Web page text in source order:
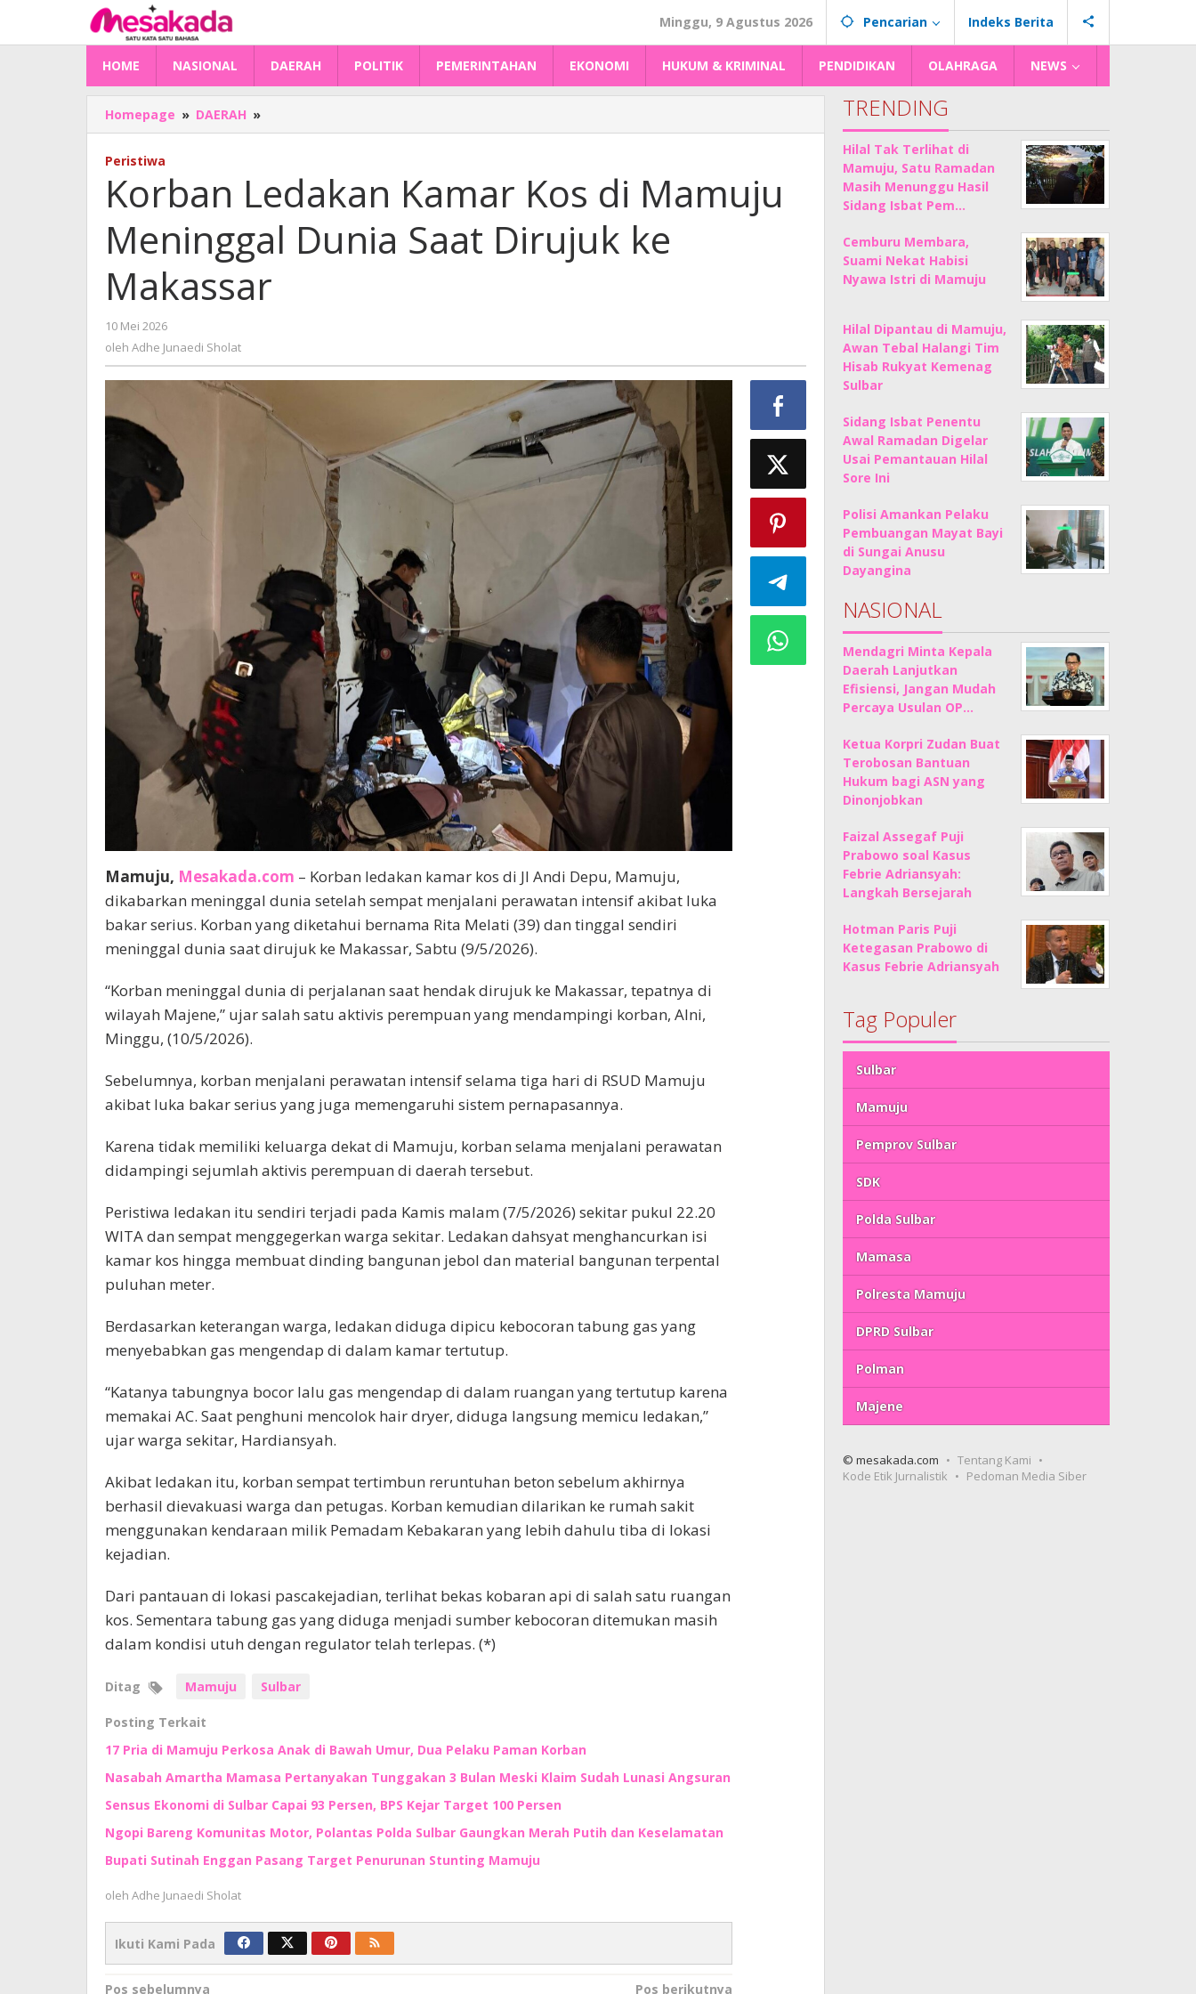
konten
Minggu, 9 Agustus 2026 Pencarian Indeks Berita
HOME NASIONAL DAERAH POLITIK PEMERINTAHAN EKONOMI HUKUM & KRIMINAL PENDIDIKAN OLAHRAGA NEWS
Homepage » DAERAH »
Ledakan
di
Mamuju
Meninggal
Dunia
Dirujuk
ke
Peristiwa
Korban Ledakan Kamar Kos di Mamuju
Meninggal Dunia Saat Dirujuk ke
Makassar
10 Mei 2026
Adhe
oleh Adhe Junaedi Sholat
Mamuju, Mesakada.com – Korban ledakan kamar kos di Jl Andi Depu, Mamuju,
dikabarkan meninggal dunia setelah sempat menjalani perawatan intensif akibat luka
bakar serius. Korban yang diketahui bernama Rita Melati (39) dan tinggal sendiri
meninggal dunia saat dirujuk ke Makassar, Sabtu (9/5/2026).
“Korban meninggal dunia di perjalanan saat hendak dirujuk ke Makassar, tepatnya di
wilayah Majene,” ujar salah satu aktivis perempuan yang mendampingi korban, Alni,
Minggu, (10/5/2026).
Sebelumnya, korban menjalani perawatan intensif selama tiga hari di RSUD Mamuju
akibat luka bakar serius yang juga memengaruhi sistem pernapasannya.
Karena tidak memiliki keluarga dekat di Mamuju, korban selama menjalani perawatan
didampingi sejumlah aktivis perempuan di daerah tersebut.
Peristiwa ledakan itu sendiri terjadi pada Kamis malam (7/5/2026) sekitar pukul 22.20
WITA dan sempat menggegerkan warga sekitar. Ledakan dahsyat menghancurkan isi
kamar kos hingga membuat dinding bangunan jebol dan material bangunan terpental
puluhan meter.
Berdasarkan keterangan warga, ledakan diduga dipicu kebocoran tabung gas yang
menyebabkan gas mengendap di dalam kamar tertutup.
“Katanya tabungnya bocor lalu gas mengendap di dalam ruangan yang tertutup karena
memakai AC. Saat penghuni mencolok hair dryer, diduga langsung memicu ledakan,”
ujar warga sekitar, Hardiansyah.
Akibat ledakan itu, korban sempat tertimbun reruntuhan beton sebelum akhirnya
berhasil dievakuasi warga dan petugas. Korban kemudian dilarikan ke rumah sakit
menggunakan kendaraan milik Pemadam Kebakaran yang lebih dahulu tiba di lokasi
kejadian.
Dari pantauan di lokasi pascakejadian, terlihat bekas kobaran api di salah satu ruangan
kos. Sementara tabung gas yang diduga menjadi sumber kebocoran ditemukan masih
dalam kondisi utuh dengan regulator telah terlepas. (*)
Ditag Mamuju Sulbar
Posting Terkait
17 Pria di Mamuju Perkosa Anak di Bawah Umur, Dua Pelaku Paman Korban
Nasabah Amartha Mamasa Pertanyakan Tunggakan 3 Bulan Meski Klaim Sudah Lunasi Angsuran
Sensus Ekonomi di Sulbar Capai 93 Persen, BPS Kejar Target 100 Persen
Ngopi Bareng Komunitas Motor, Polantas Polda Sulbar Gaungkan Merah Putih dan Keselamatan
Bupati Sutinah Enggan Pasang Target Penurunan Stunting Mamuju
oleh Adhe Junaedi Sholat
Ikuti Kami Pada
Pos sebelumnya Pos berikutnya
TRENDING
Hilal Tak Terlihat di
Mamuju, Satu Ramadan
Masih Menunggu Hasil
Sidang Isbat Pem…
Cemburu Membara,
Suami Nekat Habisi
Nyawa Istri di Mamuju
Hilal Dipantau di Mamuju,
Awan Tebal Halangi Tim
Hisab Rukyat Kemenag
Sulbar
Sidang Isbat Penentu
Awal Ramadan Digelar
Usai Pemantauan Hilal
Sore Ini
Polisi Amankan Pelaku
Pembuangan Mayat Bayi
di Sungai Anusu
Dayangina
NASIONAL
Mendagri Minta Kepala
Daerah Lanjutkan
Efisiensi, Jangan Mudah
Percaya Usulan OP…
Ketua Korpri Zudan Buat
Terobosan Bantuan
Hukum bagi ASN yang
Dinonjobkan
Faizal Assegaf Puji
Prabowo soal Kasus
Febrie Adriansyah:
Langkah Bersejarah
Hotman Paris Puji
Ketegasan Prabowo di
Kasus Febrie Adriansyah
Tag Populer
Sulbar
Mamuju
Pemprov Sulbar
SDK
Polda Sulbar
Mamasa
Polresta Mamuju
DPRD Sulbar
Polman
Majene
© mesakada.com
Tentang Kami
Kode Etik Jurnalistik
Pedoman Media Siber